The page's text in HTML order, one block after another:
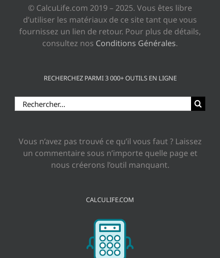
© CalcuLife.com 2019 – 2025. Vous êtes libre
d’utiliser les matériaux de ce site tant que vous
fournissez un lien de retour. Pour plus de détails,
consultez nos Conditions Générales.
RECHERCHEZ PARMI 3 000+ OUTILS EN LIGNE
Rechercher:
Vous n’avez pas trouvé ce qu’il vous faut ? Laissez
un commentaire sous n’importe quelle page et
nous créerons l’outil manquant.
CALCULIFE.COM